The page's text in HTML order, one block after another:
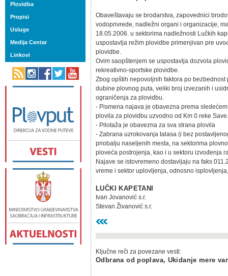
Obaveštavaju se brodarstva, zapovednici
vodoprivrede, nadležni organi i organizacije,
18.05.2006. u sektorima nadležnosti Lučkih
uspostavlja režim plovidbe primenjivan pre
plovidbe.
Ovim saopštenjem se uspostavlja dozvola
rekreativno-sportske plovidbe.
Zbog opštih nepovoljnih faktora po
dubine plovnog puta, veliki broj izvezanih i
ograničenja za plovidbu.
- Pismena najava je obavezna prema
plovila za plovidbu uzvodno od Km 0 reke
- Pilotaža je obavezna za sva strana plovila
- Zabrana uzrokovanja talasa (i bez
priobalju naseljenih mesta, na sektorima
ploveća postrojenja, kao i u sektoru izvođenja
Najave se istovremeno dostavljaju na faks
vreme i sektor uplovljenja, odnosno
LUČKI KAPETANI
Ivan Jovanović s.r.
Stevan Živanović s.r.
Ključne reči za povezane vesti:
Odbrana od poplava, Ukidanje mere
Plovidba
Propisi
Usluge
Medija Centar
Linkovi